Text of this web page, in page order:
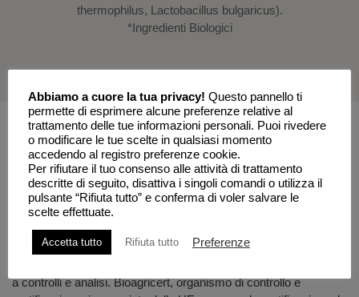
thermophilus, Lactobacillus bulgaricus).
*Ingredienti Biologici
Valori nutrizionali,
certificazioni e garanzie
Le certificazioni garantiscono i prodotti Fattoria Scaldasole
a controlli e analisi. Bioagricert, organismo di controllo e
Abbiamo a cuore la tua privacy! Questo pannello ti
permette di esprimere alcune preferenze relative al
trattamento delle tue informazioni personali. Puoi rivedere
o modificare le tue scelte in qualsiasi momento
accedendo al registro preferenze cookie.
Per rifiutare il tuo consenso alle attività di trattamento
descritte di seguito, disattiva i singoli comandi o utilizza il
pulsante “Rifiuta tutto” e conferma di voler salvare le
scelte effettuate.
Accetta tutto Rifiuta tutto Preferenze